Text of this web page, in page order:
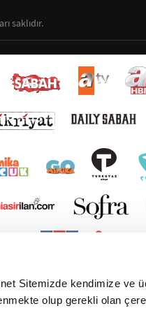
Sitemizde kendimize ve
olup gerekli olan
saklıdır.